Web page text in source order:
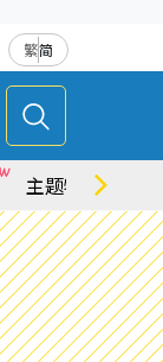
繁简
主题特集